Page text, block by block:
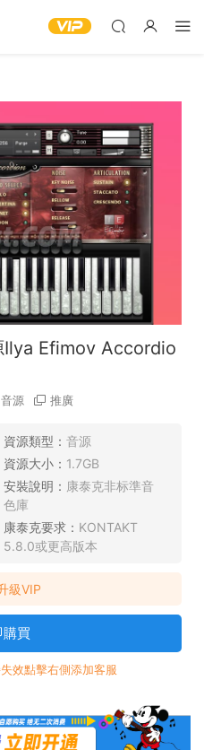
Ilya Efimov Accordio
音源 推廣
資源類型： 音源
資源大小： 1.7GB
安裝說明： 康泰克非标準音
色庫
康泰克要求： KONTAKT
5.8.0或更高版本
級VIP
購買
效點擊右側添加客服